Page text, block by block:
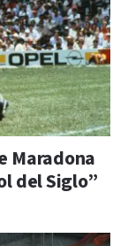
Maradona
del Siglo”